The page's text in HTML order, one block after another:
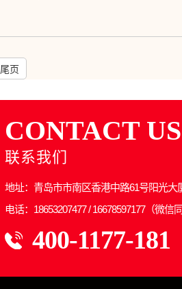
尾页
CONTACT US
联系我们
地址：青岛市市南区香港中路61号阳光大
电话：18653207477 / 16678597177（微信同
400-1177-181